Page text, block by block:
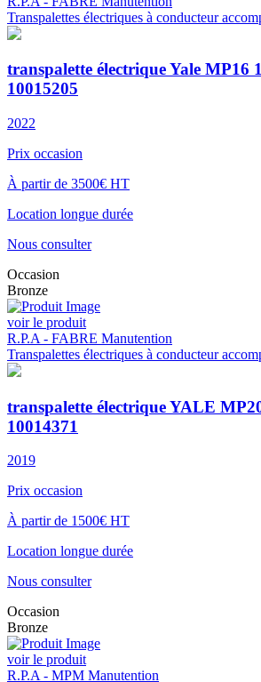
Transpalettes électriques à conducteur
transpalette électrique Yale MP16
10015205
2022
Prix occasion
À partir de 3500€ HT
Location longue durée
Nous consulter
Occasion
Bronze
voir le produit
R.P.A - FABRE Manutention
Transpalettes électriques à conducteur
transpalette électrique YALE
10014371
2019
Prix occasion
À partir de 1500€ HT
Location longue durée
Nous consulter
Occasion
Bronze
voir le produit
R.P.A - MPM Manutention